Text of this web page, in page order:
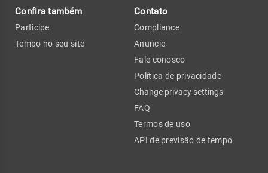
Confira também
Participe
Tempo no seu site
Contato
Compliance
Anuncie
Fale conosco
Política de privacidade
Change privacy settings
FAQ
Termos de uso
API de previsão de tempo